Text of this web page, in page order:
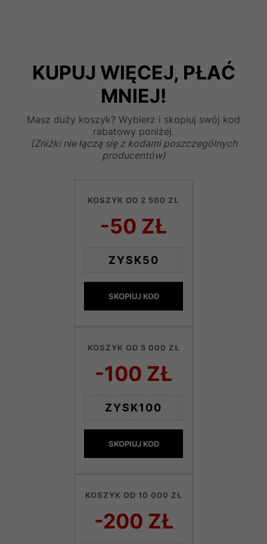
KUPUJ WIĘCEJ, PŁAĆ
MNIEJ!
Masz duży koszyk? Wybierz i skopiuj swój kod
rabatowy poniżej.
(Zniżki nie łączą się z kodami poszczególnych
producentów)
KOSZYK OD 2 500 ZŁ
-50 ZŁ
ZYSK50
SKOPIUJ KOD
KOSZYK OD 5 000 ZŁ
-100 ZŁ
ZYSK100
SKOPIUJ KOD
KOSZYK OD 10 000 ZŁ
-200 ZŁ